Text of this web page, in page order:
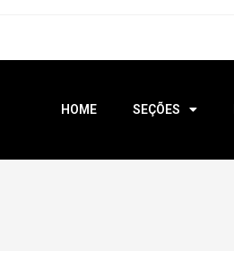
HOME SEÇÕES